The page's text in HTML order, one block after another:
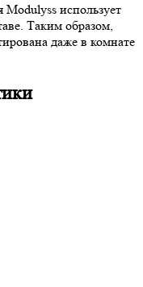
использует
Таким образом,
даже в комнате